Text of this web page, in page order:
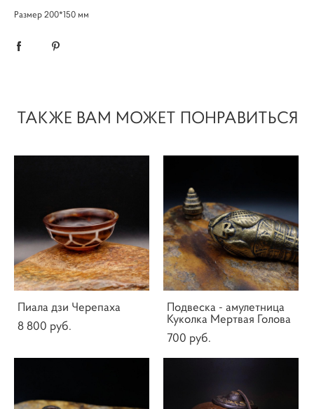
Размер 200*150 мм
ТАКЖЕ ВАМ МОЖЕТ ПОНРАВИТЬСЯ
Пиала дзи Черепаха
8 800 pуб.
Подвеска - амулетница
Куколка Мертвая Голова
700 pуб.